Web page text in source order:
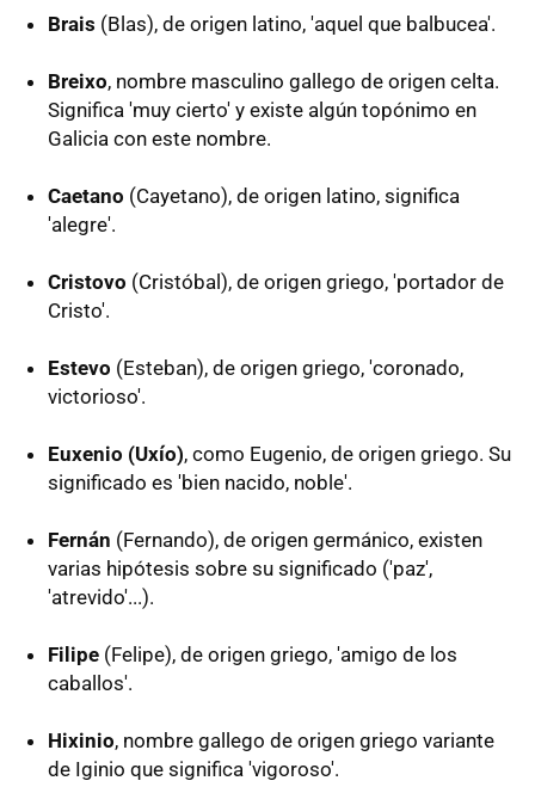
Brais (Blas), de origen latino, 'aquel que balbucea'.
Breixo, nombre masculino gallego de origen celta.
Significa 'muy cierto' y existe algún topónimo en
Galicia con este nombre.
Caetano (Cayetano), de origen latino, significa
'alegre'.
Cristovo (Cristóbal), de origen griego, 'portador de
Cristo'.
Estevo (Esteban), de origen griego, 'coronado,
victorioso'.
Euxenio (Uxío), como Eugenio, de origen griego. Su
significado es 'bien nacido, noble'.
Fernán (Fernando), de origen germánico, existen
varias hipótesis sobre su significado ('paz',
'atrevido'...).
Filipe (Felipe), de origen griego, 'amigo de los
caballos'.
Hixinio, nombre gallego de origen griego variante
de Iginio que significa 'vigoroso'.